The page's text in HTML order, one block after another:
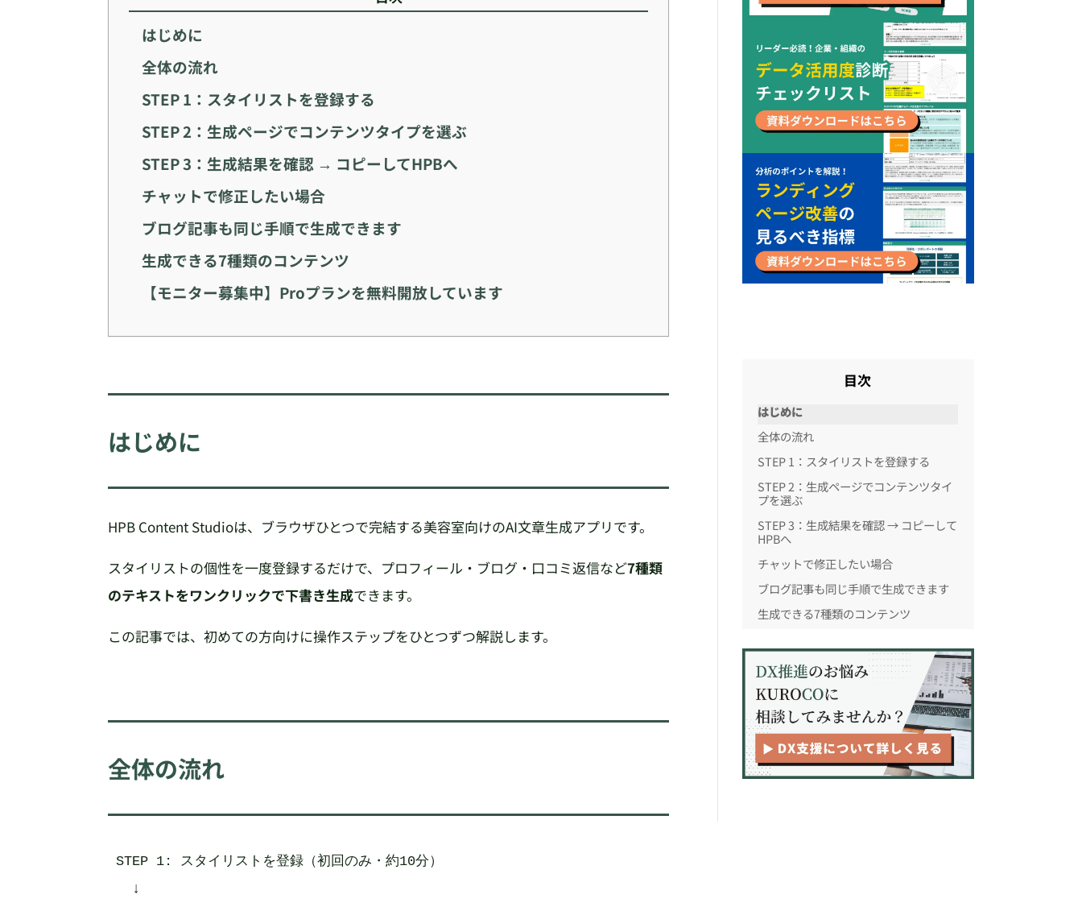
はじめに
全体の流れ
STEP 1：スタイリストを登録する
STEP 2：生成ページでコンテンツタイプを選ぶ
STEP 3：生成結果を確認 → コピーしてHPBへ
チャットで修正したい場合
ブログ記事も同じ手順で生成できます
生成できる7種類のコンテンツ
【モニター募集中】Proプランを無料開放しています
はじめに
HPB Content Studioは、ブラウザひとつで完結する美容室向けのAI文章生成アプリです。
スタイリストの個性を一度登録するだけで、プロフィール・ブログ・口コミ返信など7種類
のテキストをワンクリックで下書き生成できます。
この記事では、初めての方向けに操作ステップをひとつずつ解説します。
全体の流れ
STEP 1: スタイリストを登録（初回のみ・約10分）
目次
はじめに
全体の流れ
STEP 1：スタイリストを登録する
STEP 2：生成ページでコンテンツタイ
プを選ぶ
STEP 3：生成結果を確認 → コピーして
HPBへ
チャットで修正したい場合
ブログ記事も同じ手順で生成できます
生成できる7種類のコンテンツ
放しています